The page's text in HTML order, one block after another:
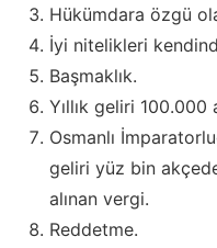
Hükümdara özgü
İyi nitelikleri
Başmaklık.
Yıllık geliri
Osmanlı
geliri yüz bin
alınan vergi.
Reddetme.